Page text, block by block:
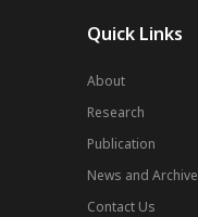
Quick Links
About
Research
Publication
News and Archive
Contact Us